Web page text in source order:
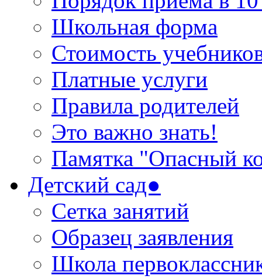
Школьная форма
Стоимость
Платные услуги
Правила родителей
Это важно знать!
Памятка "Опасный
Детский сад●
Сетка занятий
Образец заявления
Школа